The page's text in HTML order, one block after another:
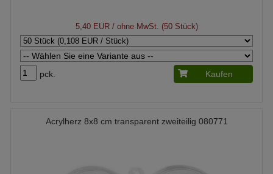
5,40 EUR/ ohne MwSt. (50 Stück)
pck. Kaufen
Acrylherz 8x8 cm transparent zweiteilig 080771